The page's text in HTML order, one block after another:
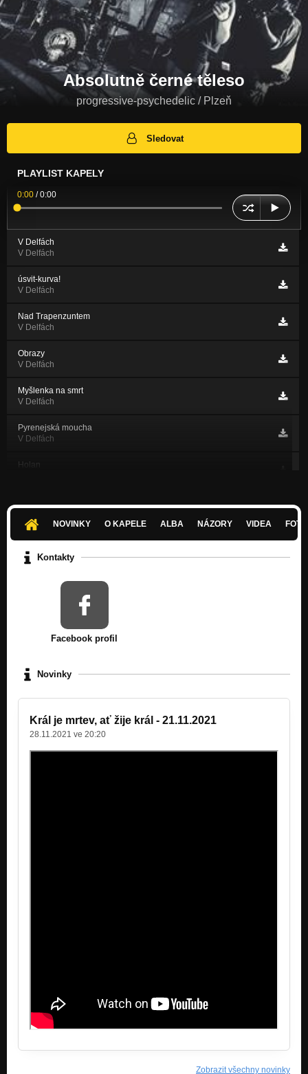
Absolutně černé těleso
progressive-psychedelic / Plzeň
Sledovat
PLAYLIST KAPELY
0:00 /0:00
V Delfách
V Delfách
úsvit-kurva!
V Delfách
Nad Trapenzuntem
V Delfách
Obrazy
V Delfách
Myšlenka na smrt
V Delfách
Pyrenejská moucha
V Delfách
Holan
Dionýsos přichází
Nezařazeno
Nezařazeno
Král je mrtev, ať žije král!
Nezařazeno
Nezařazeno
Vlny 3
Nezařazeno
NOVINKY O KAPELE ALBA NÁZORY VIDEA
Kontakty
Facebook profil
Novinky
Král je mrtev, ať žije král - 21.11.2021
28.11.2021 ve 20:20
Zobrazit všechny novinky